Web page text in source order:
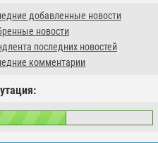
добавленные новости
новости
последних новостей
комментарии